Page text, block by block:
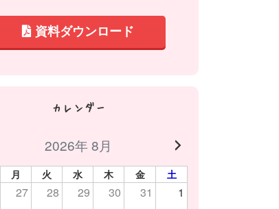
資料ダウンロード
カレンダー
2026年 8月
月 火 水 木 金 土
27 28 29 30 31 1